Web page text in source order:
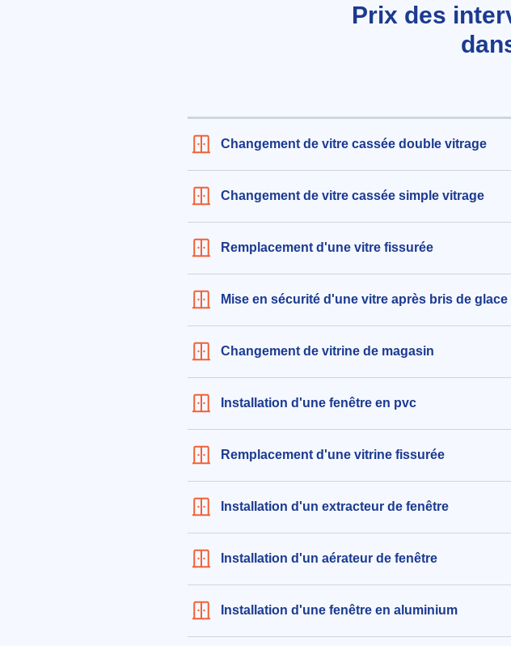
Prix des
Changement de vitre cassée double vitrage
Changement de vitre cassée simple vitrage
Remplacement d'une vitre fissurée
Mise en sécurité d'une vitre après bris de glace
Changement de vitrine de magasin
Installation d'une fenêtre en pvc
Remplacement d'une vitrine fissurée
Installation d'un extracteur de fenêtre
Installation d'un aérateur de fenêtre
Installation d'une fenêtre en aluminium